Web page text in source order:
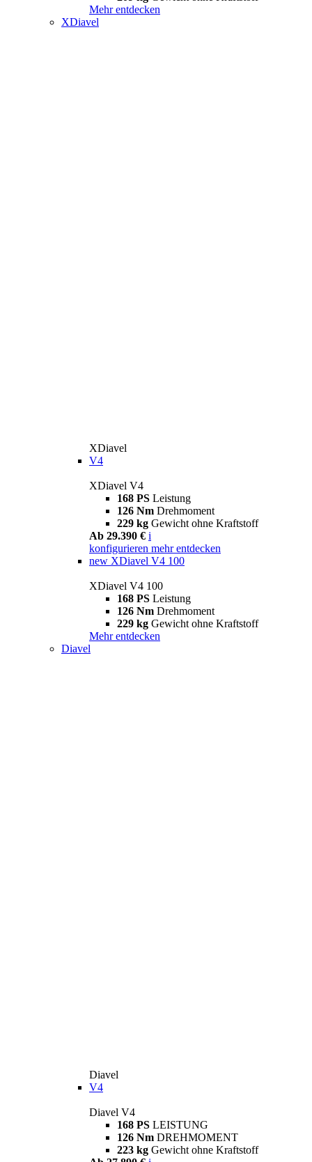
Mehr entdecken
XDiavel
XDiavel
V4
XDiavel V4
168 PS Leistung
126 Nm Drehmoment
229 kg Gewicht ohne Kraftstoff
Ab 29.390 € i
konfigurieren mehr entdecken
new XDiavel V4 100
XDiavel V4 100
168 PS Leistung
126 Nm Drehmoment
229 kg Gewicht ohne Kraftstoff
Mehr entdecken
Diavel
Diavel
V4
Diavel V4
168 PS LEISTUNG
126 Nm DREHMOMENT
223 kg Gewicht ohne Kraftstoff